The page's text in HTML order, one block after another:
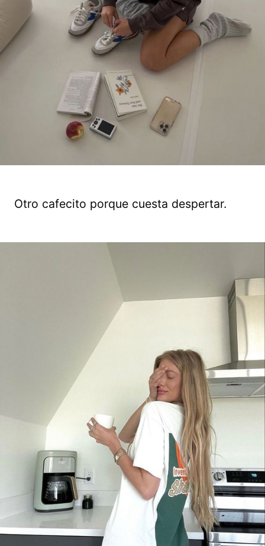
Otro cafecito porque cuesta despertar.